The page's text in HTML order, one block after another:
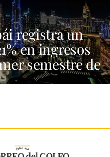
registra un
en ingresos
semestre de